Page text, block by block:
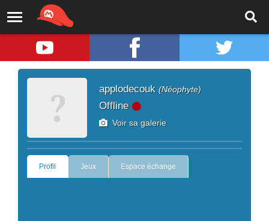
applodecouk (Néophyte)
Offline
Voir sa galerie
Profil Jeux Espace échange